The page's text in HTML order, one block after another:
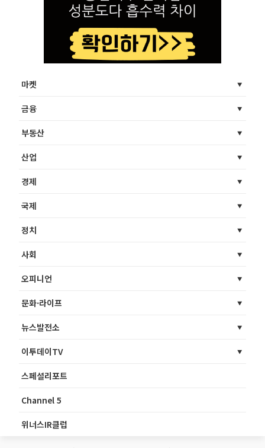
마켓
금융
부동산
산업
경제
국제
정치
사회
오피니언
문화·라이프
뉴스발전소
이투데이TV
스페셜리포트
Channel 5
위너스IR클럽